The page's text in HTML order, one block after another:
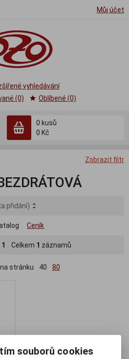
Můj účet
0 kusů
0 Kč
vyhledávání
(0)
Oblíbené (0)
Zobrazit filtr
přidání)
Ceník
1 Celkem 1 záznamů
stránku 40 80
souborů cookies